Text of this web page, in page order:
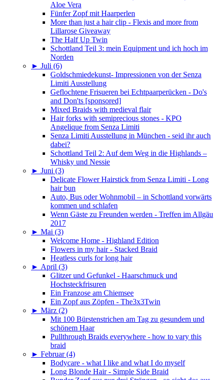
Aloe Vera
Fünfer Zopf mit Haarperlen
More than just a hair clip - Flexis and more from
Lillarose Giveaway
The Half Up Twin
Schottland Teil 3: mein Equipment und ich hoch im
Norden
► Juli (6)
Goldschmiedekunst- Impressionen von der Senza
Limiti Ausstellung
Geflochtene Frisueren bei Echtpaarperücken - Do's
and Don'ts [sponsored]
Mixed Braids with medieval flair
Hair forks with semiprecious stones - KPO
Angelique from Senza Limiti
Senza Limiti Ausstellung in München - seid ihr auch
dabei?
Schottland Teil 2: Auf dem Weg in die Highlands –
Whisky und Nessie
► Juni (3)
Delicate Flower Hairstick from Senza Limiti - Long
hair bun
Auto, Bus oder Wohnmobil – in Schottland vorwärts
kommen und schlafen
Wenn Gäste zu Freunden werden - Treffen im Allgäu
2017
► Mai (3)
Welcome Home - Highland Edition
Flowers in my hair - Stacked Braid
Heatless curls for long hair
► April (3)
Glitzer und Gefunkel - Haarschmuck und
Hochsteckfrisuren
Ein Franzose am Chiemsee
Ein Zopf aus Zöpfen - The3x3Twin
► März (2)
Mit 100 Bürstenstrichen am Tag zu gesundem und
schönem Haar
Pullthrough Braids everywhere - how to vary this
braid
► Februar (4)
Bodycare - what I like and what I do myself
Long Blonde Hair - Simple Side Braid